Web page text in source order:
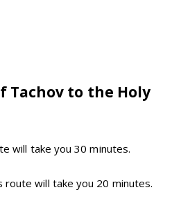
to the Holy
will take you 30 minutes.
will take you 20 minutes.